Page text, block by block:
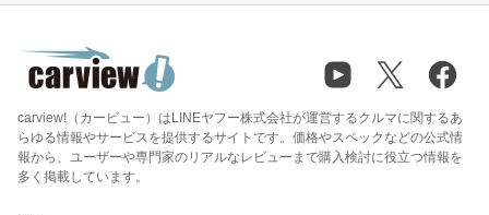
carview!（カービュー）はLINEヤフー株式会社が運営するクルマに関するあ
らゆる情報やサービスを提供するサイトです。価格やスペックなどの公式情
報から、ユーザーや専門家のリアルなレビューまで購入検討に役立つ情報を
多く掲載しています。